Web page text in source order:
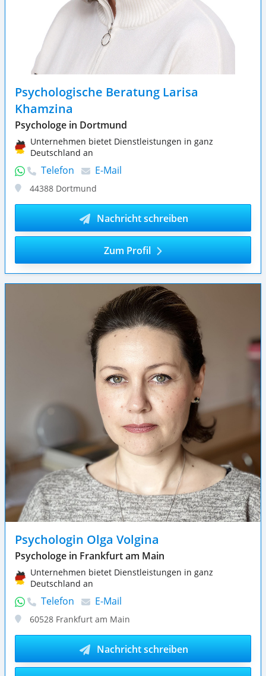
Psychologische Beratung Larisa
Khamzina
Psychologe in Dortmund
Unternehmen bietet Dienstleistungen in ganz
Deutschland an
Telefon E-Mail
44388 Dortmund
Nachricht schreiben
Zum Profil
Psychologin Olga Volgina
Psychologe in Frankfurt am Main
Unternehmen bietet Dienstleistungen in ganz
Deutschland an
Telefon E-Mail
60528 Frankfurt am Main
Nachricht schreiben